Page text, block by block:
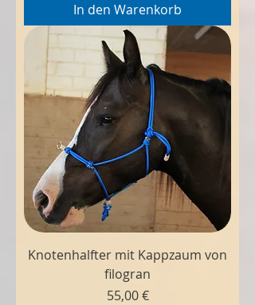
In den Warenkorb
Knotenhalfter mit Kappzaum von
filogran
Preis
55,00 €